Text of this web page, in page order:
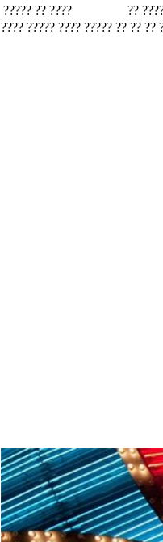
????? ?? ????
??
???? ????? ???? ????? ?? ??